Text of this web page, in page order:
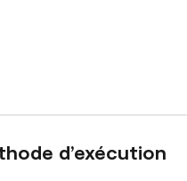
d’exécution